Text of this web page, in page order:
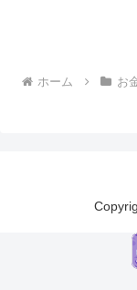
ホーム お